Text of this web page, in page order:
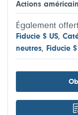
Actions
Également offert
Fiducie $ US,
neutres, Fiducie